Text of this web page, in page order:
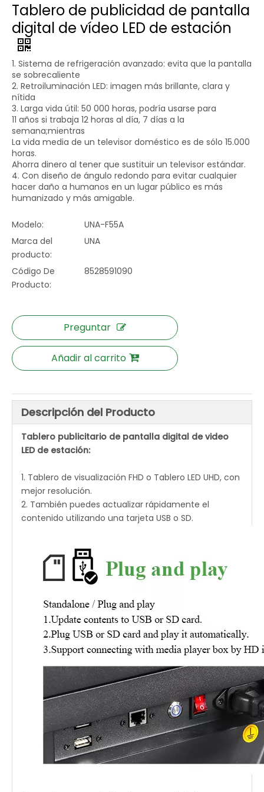
Tablero de publicidad de pantalla
digital de vídeo LED de estación
1. Sistema de refrigeración avanzado: evita que la pantalla
se sobrecaliente
2. Retroiluminación LED: imagen más brillante, clara y
nítida
3. Larga vida útil: 50 000 horas, podría usarse para
11 años si trabaja 12 horas al día, 7 días a la
semana;mientras
La vida media de un televisor doméstico es de sólo 15.000
horas.
Ahorra dinero al tener que sustituir un televisor estándar.
4. Con diseño de ángulo redondo para evitar cualquier
hacer daño a humanos en un lugar público es más
humanizado y más amigable.
Modelo:
UNA-F55A
Marca del
producto:
UNA
Código De
Producto:
8528591090
Preguntar
Añadir al carrito
Descripción del Producto
Tablero publicitario de pantalla digital de video
LED de estación:
1. Tablero de visualización FHD o Tablero LED UHD, con
mejor resolución.
2. También puedes actualizar rápidamente el
contenido utilizando una tarjeta USB o SD.